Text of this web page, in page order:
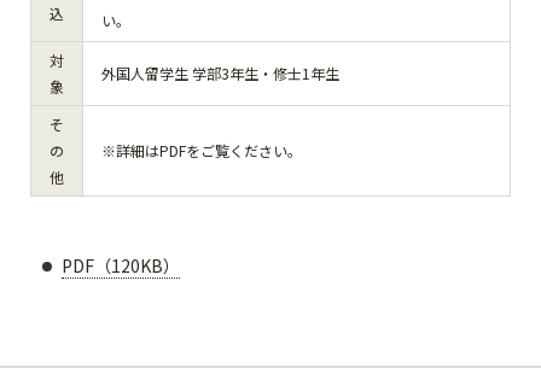
込
い。
対
象
外国人留学生 学部3年生・修士1年生
そ
の
他
※詳細はPDFをご覧ください。
PDF（120KB）